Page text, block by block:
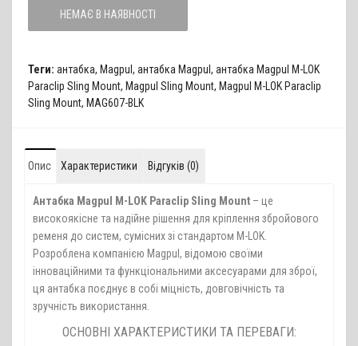
НЕМАЄ В НАЯВНОСТІ
Теги: антабка, Magpul , антабка Magpul , антабка Magpul M-LOK
Paraclip Sling Mount, Magpul Sling Mount, Magpul M-LOK Paraclip
Sling Mount, MAG607-BLK
Опис Характеристики Відгуків (0)
Антабка Magpul M-LOK Paraclip Sling Mount – це
високоякісне та надійне рішення для кріплення збройового
ременя до систем, сумісних зі стандартом M-LOK.
Розроблена компанією Magpul, відомою своїми
інноваційними та функціональними аксесуарами для зброї,
ця антабка поєднує в собі міцність, довговічність та
зручність використання.
ОСНОВНІ ХАРАКТЕРИСТИКИ ТА ПЕРЕВАГИ: